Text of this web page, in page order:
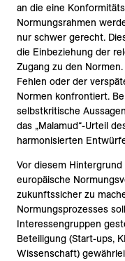
an die eine
Normungsrahmen
nur schwer gerecht.
die Einbeziehung der
Zugang zu den
Fehlen oder der
Normen konfrontiert.
selbstkritische
das „Malamud“-Urteil
harmonisierten
Vor diesem
europäische
zukunftssicher zu
Normungsprozesses
Interessengruppen
Beteiligung (Start-ups,
Wissenschaft)